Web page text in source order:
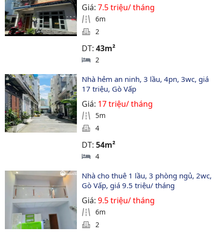
Giá:7.5 triệu/ tháng
6m
2
DT:43m²
2
Nhà hẻm an ninh, 3 lầu, 4pn, 3wc, giá
17 triệu, Gò Vấp
Giá: 17 triệu/ tháng
5m
4
DT:54m²
4
Nhà cho thuê 1 lầu, 3 phòng ngủ, 2wc,
Gò Vấp, giá 9.5 triệu/ tháng
Giá:9.5 triệu/ tháng
6m
2